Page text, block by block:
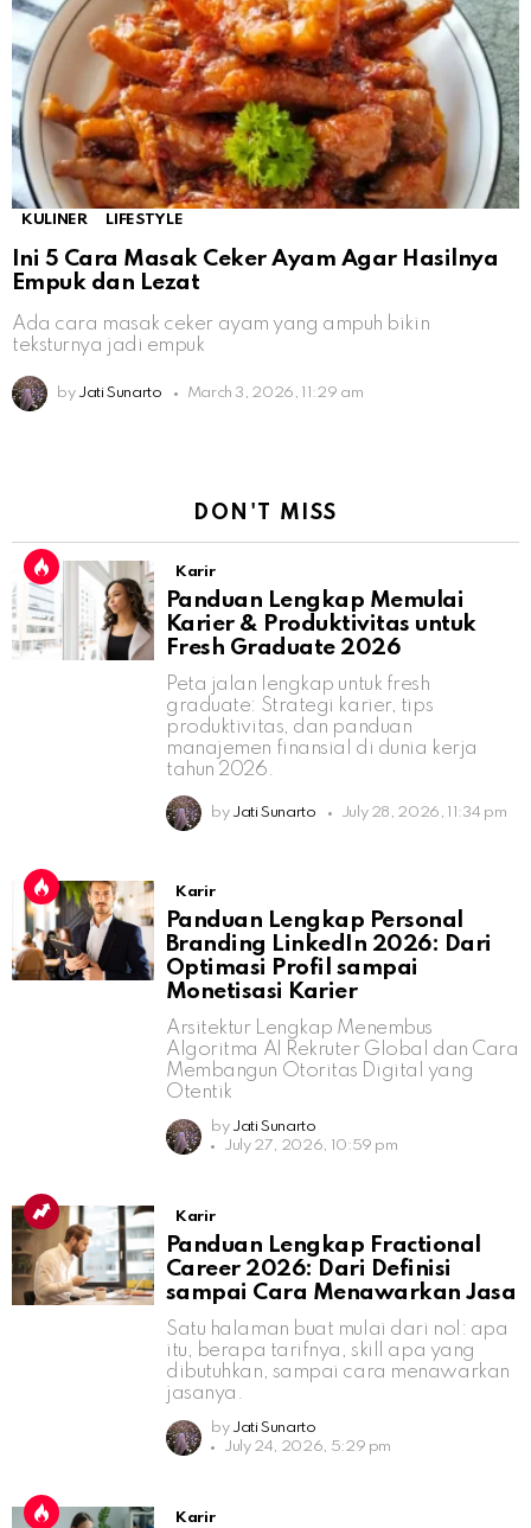
KULINER LIFESTYLE
Ini 5 Cara Masak Ceker Ayam Agar Hasilnya
Empuk dan Lezat
Ada cara masak ceker ayam yang ampuh bikin
teksturnya jadi empuk
by Jati Sunarto March 3, 2026, 11:29 am
DON'T MISS
Karir
Panduan Lengkap Memulai
Karier & Produktivitas untuk
Fresh Graduate 2026
Peta jalan lengkap untuk fresh
graduate: Strategi karier, tips
produktivitas, dan panduan
manajemen finansial di dunia kerja
tahun 2026.
by Jati Sunarto July 28, 2026, 11:34 pm
Karir
Panduan Lengkap Personal
Branding LinkedIn 2026: Dari
Optimasi Profil sampai
Monetisasi Karier
Arsitektur Lengkap Menembus
Algoritma AI Rekruter Global dan Cara
Membangun Otoritas Digital yang
Otentik
by Jati Sunarto
July 27, 2026, 10:59 pm
Karir
Panduan Lengkap Fractional
Career 2026: Dari Definisi
sampai Cara Menawarkan Jasa
Satu halaman buat mulai dari nol: apa
itu, berapa tarifnya, skill apa yang
dibutuhkan, sampai cara menawarkan
jasanya.
by Jati Sunarto
July 24, 2026, 5:29 pm
Karir